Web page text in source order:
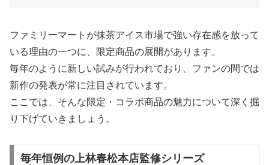
ファミリーマートが抹茶アイス市場で強い存在感を放って
いる理由の一つに、限定商品の展開があります。
毎年のように新しい試みが行われており、ファンの間では
新作の発表が常に注目されています。
ここでは、そんな限定・コラボ商品の魅力について深く掘
り下げていきましょう。
毎年恒例の上林春松本店監修シリーズ